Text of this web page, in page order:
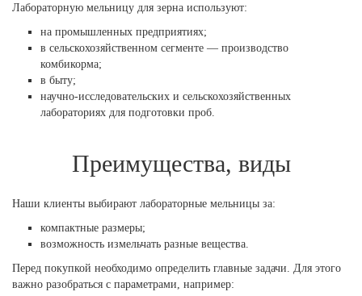
Лабораторную мельницу для зерна используют:
на промышленных предприятиях;
в сельскохозяйственном сегменте — производство
комбикорма;
в быту;
научно-исследовательских и сельскохозяйственных
лабораториях для подготовки проб.
Преимущества, виды
Наши клиенты выбирают лабораторные мельницы за:
компактные размеры;
возможность измельчать разные вещества.
Перед покупкой необходимо определить главные задачи. Для этого
важно разобраться с параметрами, например: